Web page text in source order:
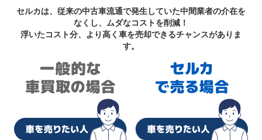
セルカは、従来の中古車流通で発生していた中間業者の介在を
なくし、ムダなコストを削減！
浮いたコスト分、より高く車を売却できるチャンスがありま
す。